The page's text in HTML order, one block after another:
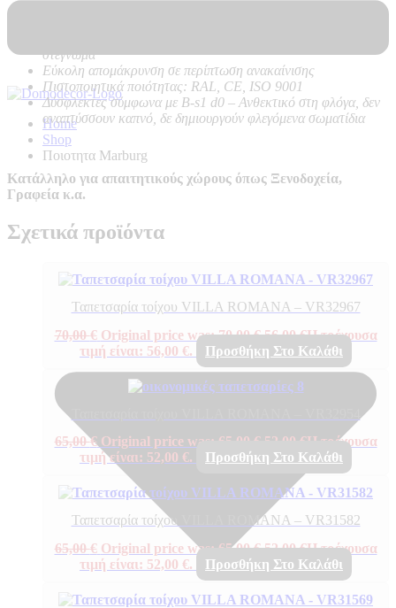
Home
Shop
Ποιοτητα Marburg
στέγνωμα
Εύκολη απομάκρυνση σε περίπτωση ανακαίνισης
Πιστοποιητικά ποιότητας: RAL, CE, ISO 9001
Δύσφλεκτες σύμφωνα με B-s1 d0 – Ανθεκτικό στη φλόγα, δεν
αναπτύσσουν καπνό, δε δημιουργούν φλεγόμενα σωματίδια
Κατάλληλο για απαιτητικούς χώρους όπως Ξενοδοχεία,
Γραφεία κ.α.
Σχετικά προϊόντα
Ταπετσαρία τοίχου VILLA ROMANA – VR32967
70,00€ Original price was: 70,00 €.56,00€Η τρέχουσα
τιμή είναι: 56,00 €.
Προσθήκη Στο Καλάθι
65,00€ Original price was: 65,00 €. 52,00 €Η τρέχουσα
τιμή είναι: 52,00 €.
Προσθήκη Στο Καλάθι
Ταπετσαρία τοίχου VILLA ROMANA – VR31582
65,00€ Original price was: 65,00 €.52,00€Η τρέχουσα
τιμή είναι: 52,00 €.
Προσθήκη Στο Καλάθι